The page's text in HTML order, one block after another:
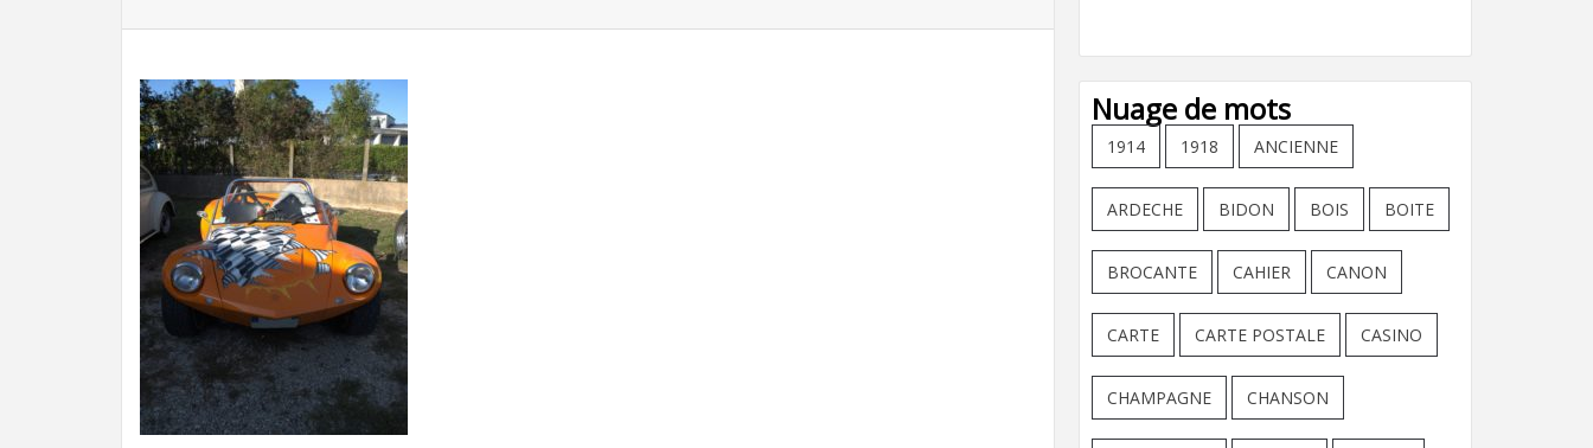
Nuage de mots
1914 1918 ANCIENNE
ARDECHE BIDON BOIS BOITE
BROCANTE CAHIER CANON
CARTE CARTE POSTALE CASINO
CHAMPAGNE CHANSON